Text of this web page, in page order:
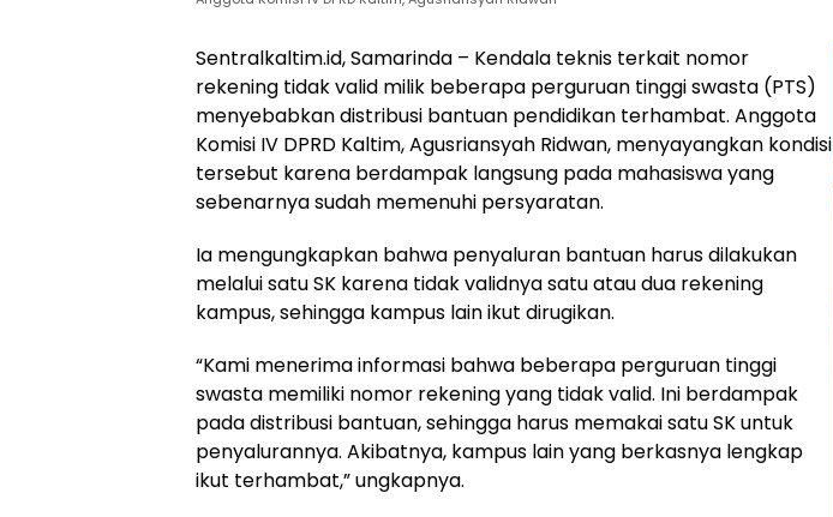
Sentralkaltim.id, Samarinda – Kendala teknis terkait nomor
rekening tidak valid milik beberapa perguruan tinggi swasta (PTS)
menyebabkan distribusi bantuan pendidikan terhambat. Anggota
Komisi IV DPRD Kaltim, Agusriansyah Ridwan, menyayangkan kondisi
tersebut karena berdampak langsung pada mahasiswa yang
sebenarnya sudah memenuhi persyaratan.
Ia mengungkapkan bahwa penyaluran bantuan harus dilakukan
melalui satu SK karena tidak validnya satu atau dua rekening
kampus, sehingga kampus lain ikut dirugikan.
“Kami menerima informasi bahwa beberapa perguruan tinggi
swasta memiliki nomor rekening yang tidak valid. Ini berdampak
pada distribusi bantuan, sehingga harus memakai satu SK untuk
penyalurannya. Akibatnya, kampus lain yang berkasnya lengkap
ikut terhambat,” ungkapnya.